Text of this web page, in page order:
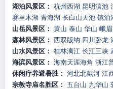
湖泊风景区： 杭州西湖 昆明滇池
赛里木湖 青海湖 长白山天池 镜泊
山岳风景区： 黄山 泰山 华山 峨
森林风景区： 西双版纳 四川卧龙
山水风景区： 桂林漓江 长江三峡
海滨风景区： 海南天涯海角 浙江
休闲疗养避暑胜： 河北北戴河 江
宗教寺庙名胜区： 五台山 九华山